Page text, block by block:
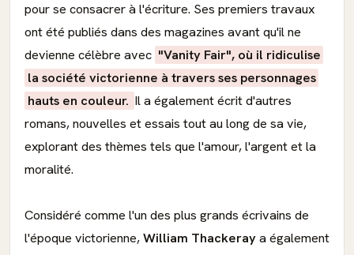
pour se consacrer à l'écriture. Ses premiers travaux
ont été publiés dans des magazines avant qu'il ne
devienne célèbre avec "Vanity Fair", où il ridiculise
la société victorienne à travers ses personnages
hauts en couleur. Il a également écrit d'autres
romans, nouvelles et essais tout au long de sa vie,
explorant des thèmes tels que l'amour, l'argent et la
moralité.
Considéré comme l'un des plus grands écrivains de
l'époque victorienne,William Thackeraya également